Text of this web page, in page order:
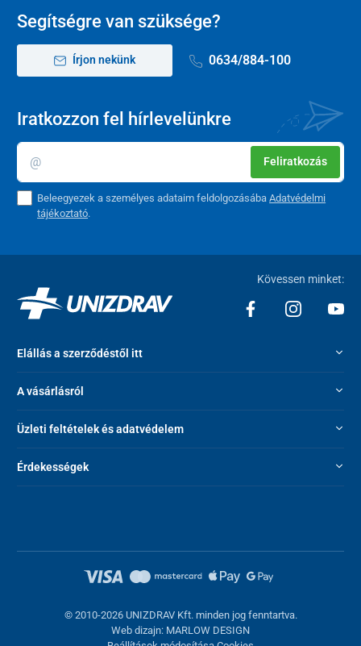
Segítségre van szüksége?
Írjon nekünk 0634/884-100
Iratkozzon fel hírlevelünkre
Feliratkozás
Beleegyezek a személyes adataim feldolgozásábaAdatvédelmi
tájékoztató.
Kövessen minket:
Elállás a szerződéstől itt
A vásárlásról
Üzleti feltételek és adatvédelem
Érdekességek
© 2010-2026 UNIZDRAV Kft. minden jog fenntartva.
Web dizajn: MARLOW DESIGN